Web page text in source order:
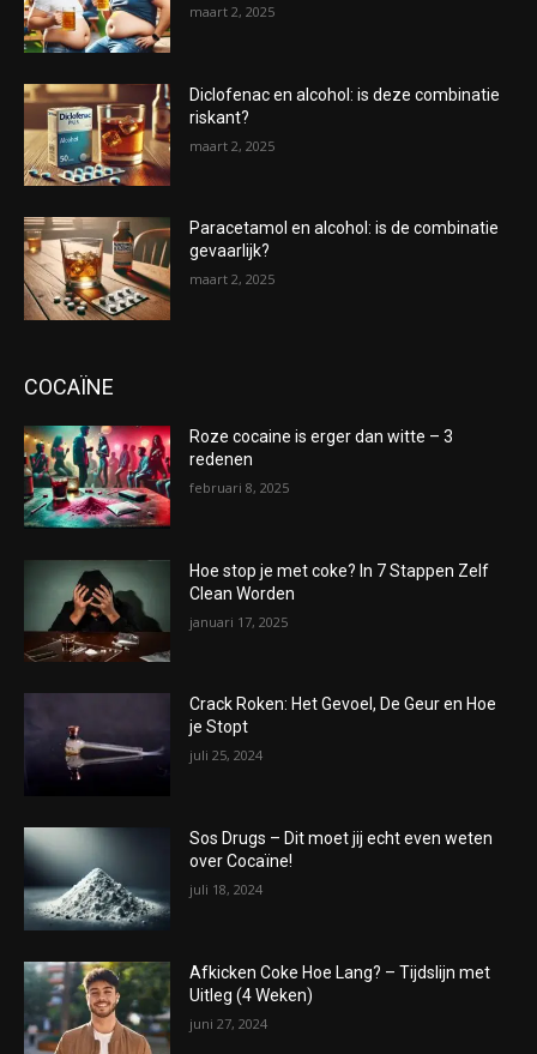
maart 2, 2025
Diclofenac en alcohol: is deze combinatie
riskant?
maart 2, 2025
Paracetamol en alcohol: is de combinatie
gevaarlijk?
maart 2, 2025
COCAÏNE
Roze cocaine is erger dan witte – 3
redenen
februari 8, 2025
Hoe stop je met coke? In 7 Stappen Zelf
Clean Worden
januari 17, 2025
Crack Roken: Het Gevoel, De Geur en Hoe
je Stopt
juli 25, 2024
Sos Drugs – Dit moet jij echt even weten
over Cocaïne!
juli 18, 2024
Afkicken Coke Hoe Lang? – Tijdslijn met
Uitleg (4 Weken)
juni 27, 2024